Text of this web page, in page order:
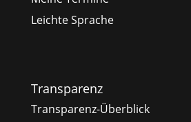
Leichte Sprache
Transparenz
Transparenz-Überblick